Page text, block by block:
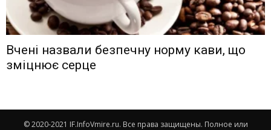
Вчені назвали безпечну норму кави, що
зміцнює серце
© 2020-2021 IF.InfoVmire.ru. Все права защищены. Полное или